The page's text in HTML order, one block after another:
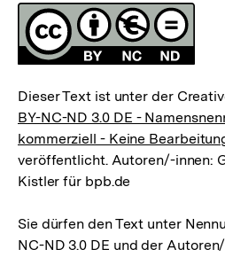
Lizenz
Dieser Text ist unter der
BY-NC-ND 3.0 DE -
kommerziell - Keine
veröffentlicht. Autoren/-innen:
Kistler für bpb.de
Sie dürfen den Text unter
NC-ND 3.0 DE und der